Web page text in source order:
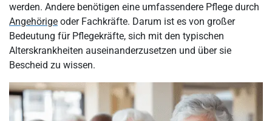
Was ist ein Alterssyndrom?
Wie können Alterskrankheiten diagnostiziert werden?
Wo kann die Pflege bei Alterskrankheiten erfolgen?
Fazit: Alterskrankheiten – Typische Krankheitsbilder im Alter
werden. Andere benötigen eine umfassendere Pflege durch
Angehörige oder Fachkräfte. Darum ist es von großer
Bedeutung für Pflegekräfte, sich mit den typischen
Alterskrankheiten auseinanderzusetzen und über sie
Bescheid zu wissen.